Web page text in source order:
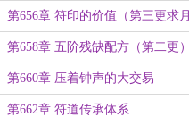
第656章 符印的价值（第三更求月
票）
第658章 五阶残缺配方（第二更）
第660章 压着钟声的大交易
第662章 符道传承体系